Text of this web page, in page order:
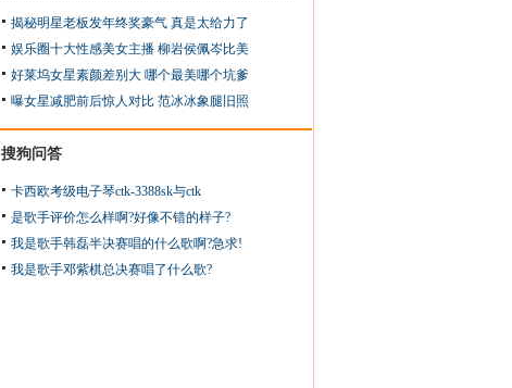
揭秘明星老板发年终奖豪气 真是太给力了
娱乐圈十大性感美女主播 柳岩侯佩岑比美
好莱坞女星素颜差别大 哪个最美哪个坑爹
曝女星减肥前后惊人对比 范冰冰象腿旧照
搜狗问答
卡西欧考级电子琴ctk-3388sk与ctk
是歌手评价怎么样啊?好像不错的样子?
我是歌手韩磊半决赛唱的什么歌啊?急求!
我是歌手邓紫棋总决赛唱了什么歌?